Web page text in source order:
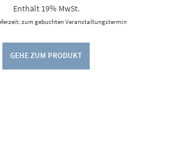
Enthält 19% MwSt.
zum gebuchten Veranstaltungstermin
GEHE ZUM PRODUKT